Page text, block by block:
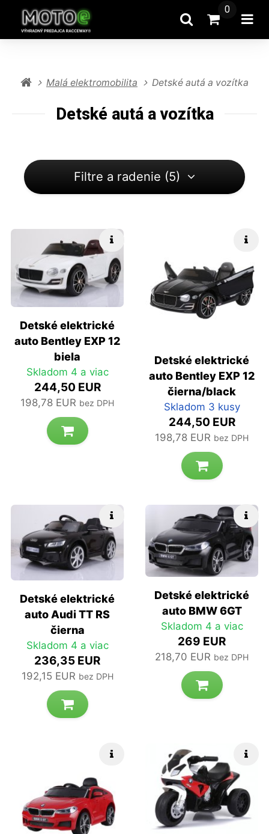
HľadaťPrejsť na
0
Malá elektromobilita Detské autá a vozítka
Detské autá a vozítka
Filtre a radenie (5)
Rýchle info
Detské elektrické
auto Bentley EXP 12
biela
Skladom 4 a viac
244,50 EUR
198,78 EUR bez DPH
Detské elektrické
auto Bentley EXP 12
čierna/black
Skladom 3 kusy
244,50 EUR
198,78 EUR bez DPH
Rýchle info
Detské elektrické
auto Audi TT RS
čierna
Skladom 4 a viac
236,35 EUR
192,15 EUR bez DPH
Detské elektrické
auto BMW 6GT
Skladom 4 a viac
269 EUR
218,70 EUR bez DPH